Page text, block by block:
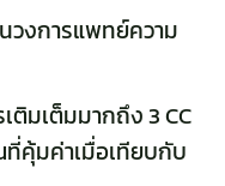
วงการแพทย์ความ
มเต็มมากถึง 3 CC
คุ้มค่าเมื่อเทียบกับ